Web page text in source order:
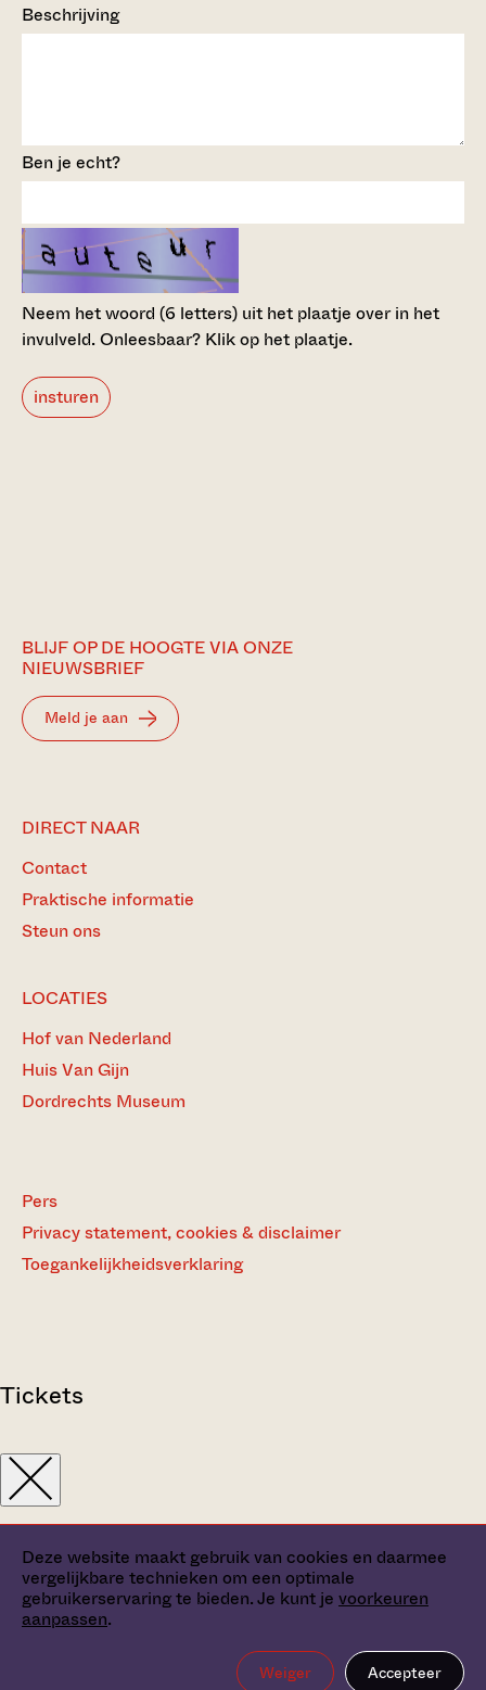
Deze website maakt gebruik van cookies en daarmee
vergelijkbare technieken om een optimale
gebruikerservaring te bieden. Je kunt je voorkeuren
aanpassen.
Weiger Accepteer
Beschrijving
Ben je echt?
Neem het woord (6 letters) uit het plaatje over in het
invulveld.Onleesbaar? Klik op het plaatje.
insturen
BLIJF OP DE HOOGTE VIA ONZE
NIEUWSBRIEF
Meld je aan
DIRECT NAAR
Contact
Praktische informatie
Steun ons
LOCATIES
Hof van Nederland
Huis Van Gijn
Dordrechts Museum
Pers
Privacy statement, cookies & disclaimer
Toegankelijkheidsverklaring
Tickets